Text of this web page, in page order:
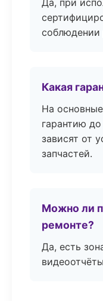
Да, при
соблюдении
Какая
На
гарантию
зависят от
запчастей.
Можно ли
ремонте?
Да, есть